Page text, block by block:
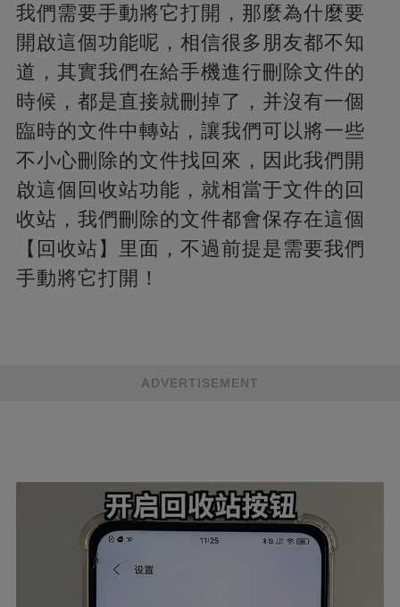
我們需要手動將它打開，那麼為什麼要
開啟這個功能呢，相信很多朋友都不知
道，其實我們在給手機進行刪除文件的
時候，都是直接就刪掉了，并沒有一個
臨時的文件中轉站，讓我們可以將一些
不小心刪除的文件找回來，因此我們開
啟這個回收站功能，就相當于文件的回
收站，我們刪除的文件都會保存在這個
【回收站】里面，不過前提是需要我們
手動將它打開！
ADVERTISEMENT